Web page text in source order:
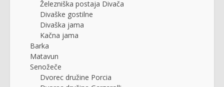
Železniška postaja Divača
Divaške gostilne
Divaška jama
Kačna jama
Barka
Matavun
Senožeče
Dvorec družine Porcia